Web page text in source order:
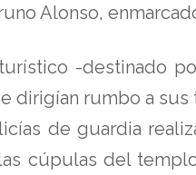
Alonso,
-destinado
dirigían rumbo a sus
de guardia
cúpulas del